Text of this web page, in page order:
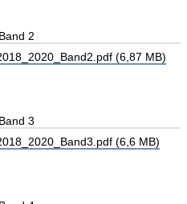
2
(6,87 MB)
3
(6,6 MB)